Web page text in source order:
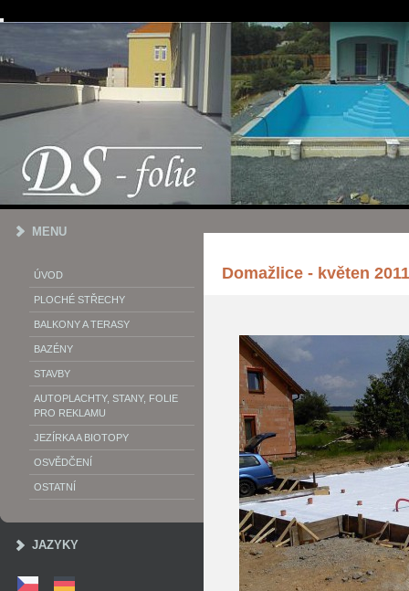
Domažlice - květen 2011
MENU
ÚVOD
PLOCHÉ STŘECHY
BALKONY A TERASY
BAZÉNY
STAVBY
AUTOPLACHTY, STANY, FOLIE
PRO REKLAMU
JEZÍRKA A BIOTOPY
OSVĚDČENÍ
OSTATNÍ
JAZYKY